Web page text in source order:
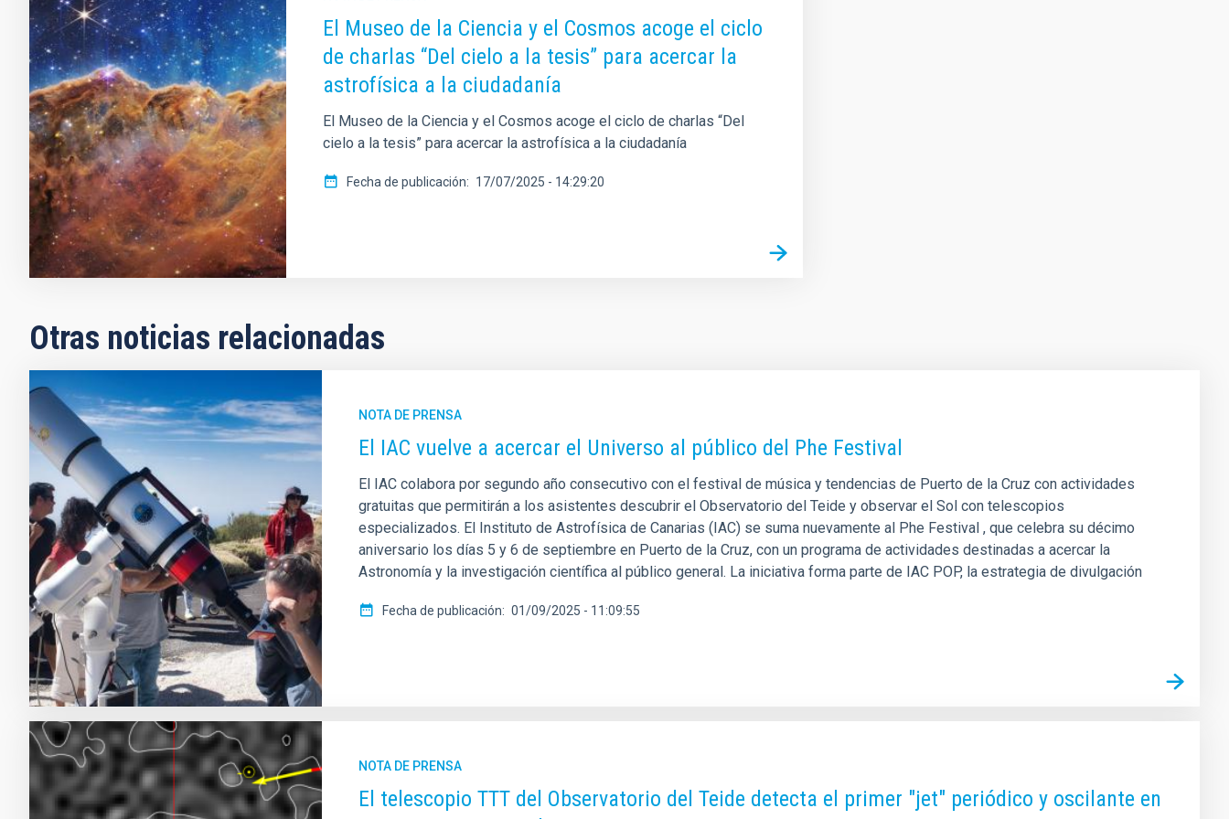
El Museo de la Ciencia y el Cosmos acoge el ciclo
de charlas “Del cielo a la tesis” para acercar la
astrofísica a la ciudadanía
El Museo de la Ciencia y el Cosmos acoge el ciclo de charlas “Del
cielo a la tesis” para acercar la astrofísica a la ciudadanía
Fecha de publicación 17/07/2025 - 14:29:20
Otras noticias relacionadas
NOTA DE PRENSA
El IAC vuelve a acercar el Universo al público del Phe Festival
El IAC colabora por segundo año consecutivo con el festival de música y tendencias de Puerto de la Cruz con actividades
gratuitas que permitirán a los asistentes descubrir el Observatorio del Teide y observar el Sol con telescopios
especializados. El Instituto de Astrofísica de Canarias (IAC) se suma nuevamente al Phe Festival , que celebra su décimo
aniversario los días 5 y 6 de septiembre en Puerto de la Cruz, con un programa de actividades destinadas a acercar la
Astronomía y la investigación científica al público general. La iniciativa forma parte de IAC POP, la estrategia de divulgación
Fecha de publicación 01/09/2025 - 11:09:55
NOTA DE PRENSA
El telescopio TTT del Observatorio del Teide detecta el primer "jet" periódico y oscilante en